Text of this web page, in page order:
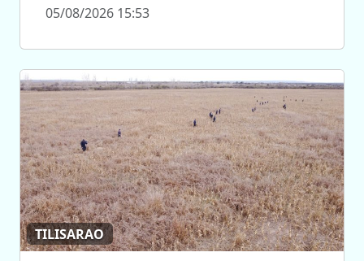
05/08/2026 15:53
TILISARAO